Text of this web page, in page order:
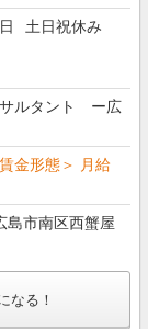
土日祝休み
サルタント ー広
金形態＞ 月給
島市南区西蟹屋
なる！